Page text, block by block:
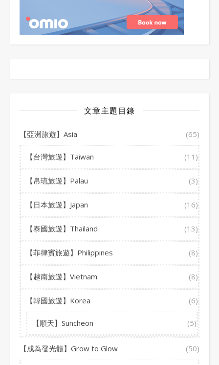
文章主題目錄
【亞洲旅遊】Asia (65)
【台灣旅遊】Taiwan (11)
【帛琉旅遊】Palau (3)
【日本旅遊】Japan (16)
【泰國旅遊】Thailand (13)
【菲律賓旅遊】Philippines (8)
【越南旅遊】Vietnam (8)
【韓國旅遊】Korea (6)
【順天】Suncheon (5)
【成為發光體】Grow to Glow (50)